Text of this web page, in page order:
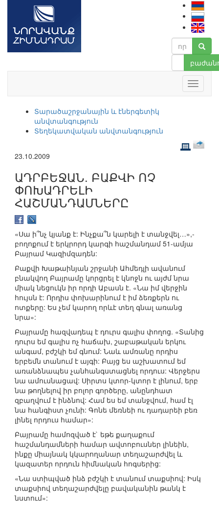
Տարածաշրջանային և էներգետիկ
անվտանգություն
Տեղեկատվական անվտանգություն
23.10.2009
ԱԴՐԲԵՋԱՆ. ԲԱՔՎԻ ՈՉ
ՓՈԽԱԴՐԵԼԻ
ՀԱՇՄԱՆԴԱՄՆԵՐԸ
«Սա ի՞նչ կյանք է: Ինչքա՞ն կարելի է տանջվել…»,-
բողոքում է երկրորդ կարգի հաշմանդամ 51-ամյա
Բայրամ Կազիմզադեն:
Բաքվի Խաթաինյան շրջանի Ահմեդլի ավանում
բնակվող Բայրամը կորցրել է կնոջն ու այժմ նրա
միակ նեցուկն իր որդի Աբասն է. «Նա իմ վերջին
հույսն է: Որդիս փոխարինում է իմ ձեռքերն ու
ոտքերը: Ես չեմ կարող որևէ տեղ գնալ առանց
նրա»:
Բայրամը հազվադեպ է դուրս գալիս փողոց. «Տանից
դուրս եմ գալիս ոչ հաճախ, շաբաթական երկու
անգամ, բժշկի եմ գնում: Նաև ամռանը որդիս
երբեմն տանում է այգի: Բայց ես աշխատում եմ
առանձնապես չանհանգստացնել որդուս: Վերջերս
նա ամուսնացավ: Սիրտս կտոր-կտոր է լինում, երբ
նա թողնելով իր բոլոր գործերը, անընդհատ
զբաղվում է ինձնով: Համ ես եմ տանջվում, համ էլ
նա հանգիստ չունի: Գոնե մեռնեի ու դադարեի բեռ
լինել որդուս համար»:
Բայրամը համոզված է` եթե քաղաքում
հաշմանդամների համար ավտոբուսներ լինեին,
ինքը միայնակ կկարողանար տեղաշարժվել և
կազատեր որդուն հիմնական հոգսերից:
«Նա ստիպված ինձ բժշկի է տանում տաքսիով: Իսկ
տաքսիով տեղաշարժվելը բավականին թանկ է
նստում»: